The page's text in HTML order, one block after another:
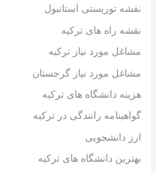
نقشه توریستی استانبول
نقشه راه های ترکیه
مشاغل مورد نیاز ترکیه
مشاغل مورد نیاز گرجستان
هزینه دانشگاه های ترکیه
گواهینامه رانندگی در ترکیه
ارز دانشجویی
بهترین دانشگاه های ترکیه